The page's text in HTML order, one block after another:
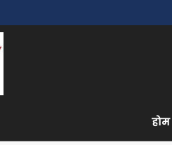
होम